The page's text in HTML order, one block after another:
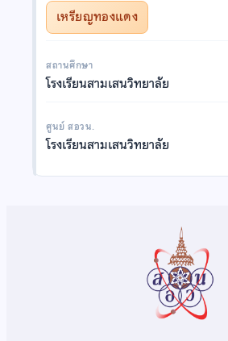
เหรียญทองแดง
สถานศึกษา
โรงเรียนสามเสนวิทยาลัย
ศูนย์ สอวน.
โรงเรียนสามเสนวิทยาลัย